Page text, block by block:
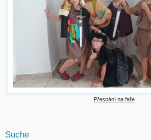
Přespání na faře
Suche